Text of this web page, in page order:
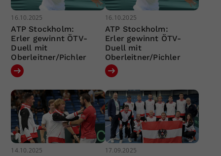
16.10.2025
ATP Stockholm:
Erler gewinnt ÖTV-
Duell mit
Oberleitner/Pichler
16.10.2025
ATP Stockholm:
Erler gewinnt ÖTV-
Duell mit
Oberleitner/Pichler
14.10.2025 17.09.2025